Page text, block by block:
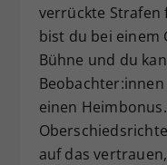
verrückte Strafen
bist du bei einem
Bühne und du
einen
auf das